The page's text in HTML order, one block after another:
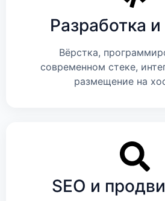
Разработка и
Вёрстка,
современном стеке,
размещение на
SEO и